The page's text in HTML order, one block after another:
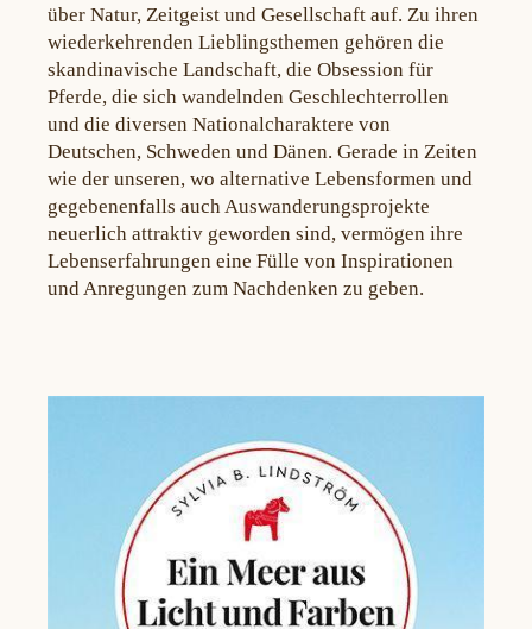
über Natur, Zeitgeist und Gesellschaft auf. Zu ihren
wiederkehrenden Lieblingsthemen gehören die
skandinavische Landschaft, die Obsession für
Pferde, die sich wandelnden Geschlechterrollen
und die diversen Nationalcharaktere von
Deutschen, Schweden und Dänen. Gerade in Zeiten
wie der unseren, wo alternative Lebensformen und
gegebenenfalls auch Auswanderungsprojekte
neuerlich attraktiv geworden sind, vermögen ihre
Lebenserfahrungen eine Fülle von Inspirationen
und Anregungen zum Nachdenken zu geben.